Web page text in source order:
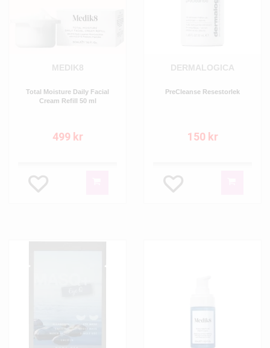
MEDIK8
Total Moisture Daily Facial
Cream Refill 50 ml
499 kr
DERMALOGICA
PreCleanse Resestorlek
150 kr